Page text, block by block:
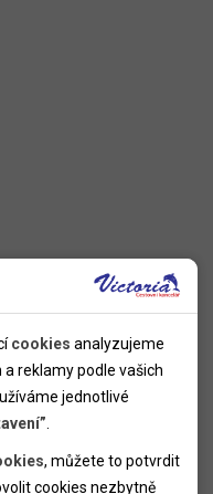
cookies analyzujeme
reklamy podle vašich
jednotlivé
, můžete to potvrdit
cookies nezbytně
stránka použitelná
stránky a
stránky. Webová
těchto cookies.